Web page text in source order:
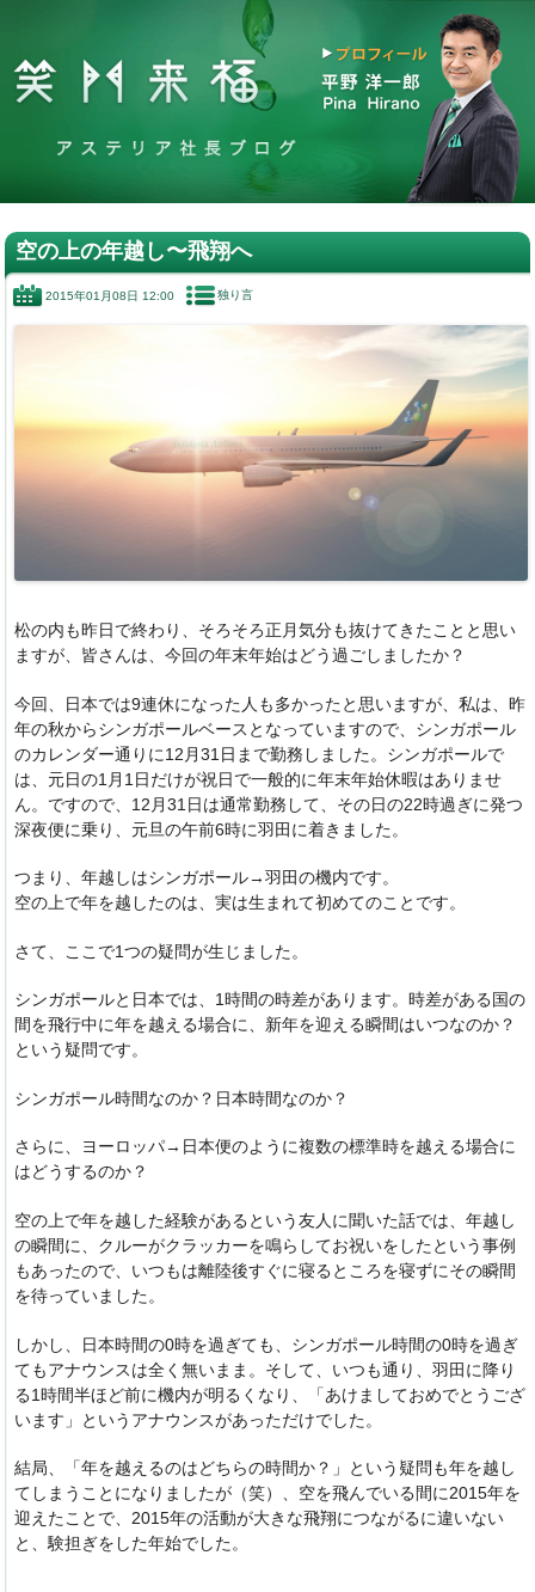
空の上の年越し〜飛翔へ
2015年01月08日 12:00 独り言
松の内も昨日で終わり、そろそろ正月気分も抜けてきたことと思い
ますが、皆さんは、今回の年末年始はどう過ごしましたか？
今回、日本では9連休になった人も多かったと思いますが、私は、昨
年の秋からシンガポールベースとなっていますので、シンガポール
のカレンダー通りに12月31日まで勤務しました。シンガポールで
は、元日の1月1日だけが祝日で一般的に年末年始休暇はありませ
ん。ですので、12月31日は通常勤務して、その日の22時過ぎに発つ
深夜便に乗り、元旦の午前6時に羽田に着きました。
つまり、年越しはシンガポール→羽田の機内です。
空の上で年を越したのは、実は生まれて初めてのことです。
さて、ここで1つの疑問が生じました。
シンガポールと日本では、1時間の時差があります。時差がある国の
間を飛行中に年を越える場合に、新年を迎える瞬間はいつなのか？
という疑問です。
シンガポール時間なのか？日本時間なのか？
さらに、ヨーロッパ→日本便のように複数の標準時を越える場合に
はどうするのか？
空の上で年を越した経験があるという友人に聞いた話では、年越し
の瞬間に、クルーがクラッカーを鳴らしてお祝いをしたという事例
もあったので、いつもは離陸後すぐに寝るところを寝ずにその瞬間
を待っていました。
しかし、日本時間の0時を過ぎても、シンガポール時間の0時を過ぎ
てもアナウンスは全く無いまま。そして、いつも通り、羽田に降り
る1時間半ほど前に機内が明るくなり、「あけましておめでとうござ
います」というアナウンスがあっただけでした。
結局、「年を越えるのはどちらの時間か？」という疑問も年を越し
てしまうことになりましたが（笑）、空を飛んでいる間に2015年を
迎えたことで、2015年の活動が大きな飛翔につながるに違いない
と、験担ぎをした年始でした。